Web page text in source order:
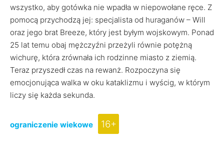
wszystko, aby gotówka nie wpadła w niepowołane ręce. Z
pomocą przychodzą jej: specjalista od huraganów – Will
oraz jego brat Breeze, który jest byłym wojskowym. Ponad
25 lat temu obaj mężczyźni przeżyli równie potężną
wichurę, która zrównała ich rodzinne miasto z ziemią.
Teraz przyszedł czas na rewanż. Rozpoczyna się
emocjonująca walka w oku kataklizmu i wyścig, w którym
liczy się każda sekunda.
ograniczenie wiekowe 16+